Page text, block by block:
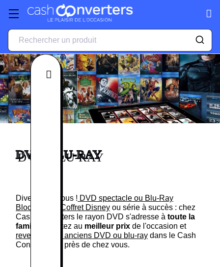
Fermer
DVD, BLU-RAY
Divertissez-vous ! DVD spectacle ou Blu-Ray
Blockbuster, Coffret Disney ou série à succès : chez
Cash Converters le rayon DVD s'adresse à toute la
famille
. Achetez au meilleur prix de l'occasion et
revendez vos anciens DVD ou blu-ray dans le Cash
Converters le près de chez vous.